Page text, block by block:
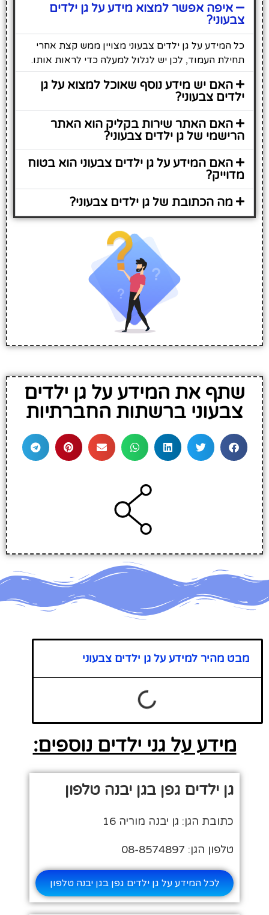
איפה אפשר למצוא מידע על גן ילדים
צבעוני?
כל המידע על גן ילדים צבעוני מצויין ממש קצת אחרי
תחילת העמוד, לכן יש לגלול למעלה כדי לראות אותו.
האם יש מידע נוסף שאוכל למצוא על גן
ילדים צבעוני?
האם האתר שירות בקליק הוא האתר
הרישמי של גן ילדים צבעוני?
האם המידע על גן ילדים צבעוני הוא בטוח
מדוייק?
מה הכתובת של גן ילדים צבעוני?
שתף את המידע על גן ילדים
צבעוני ברשתות החברתיות
מבט מהיר למידע על גן ילדים צבעוני
מידע על גני ילדים נוספים:
גן ילדים גפן בגן יבנה טלפון
כתובת הגן: גן יבנה מוריה 16
טלפון הגן: 08-8574897
לכל המידע על גן ילדים גפן בגן יבנה טלפון